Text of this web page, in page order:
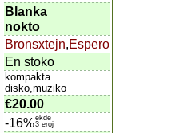
Blanka
nokto
Bronsxtejn,Espero
En stoko
kompakta
disko,muziko
€20.00
-16%ekde
3 eroj